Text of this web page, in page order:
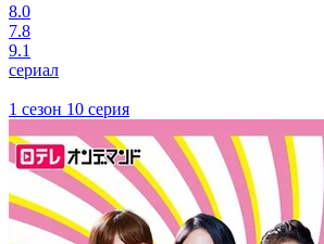
8.0
7.8
9.1
сериал
1 сезон 10 серия